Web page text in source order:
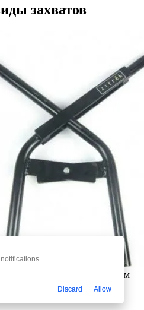
захватов
может отличаться. Таким
на несколько основных
Discard Allow